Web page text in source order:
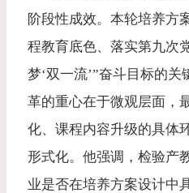
阶段性成效。本轮培养方
程教育底色、落实第九次
梦‘双一流’”奋斗目标的
革的重心在于微观层面，
化、课程内容升级的具体
形式化。他强调，检验产
业是否在培养方案设计中